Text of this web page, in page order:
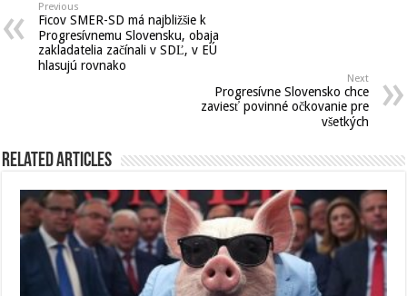
Previous
Ficov SMER-SD má najbližšie k
Progresívnemu Slovensku, obaja
zakladatelia začínali v SDĽ, v EÚ
hlasujú rovnako
Next
Progresívne Slovensko chce
zaviesť povinné očkovanie pre
všetkých
Related Articles